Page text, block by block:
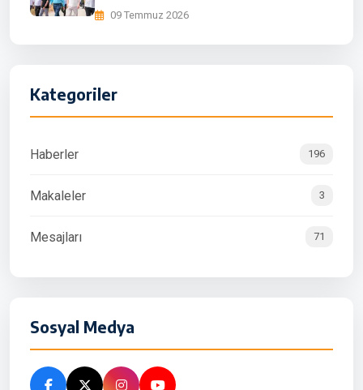
09 Temmuz 2026
Kategoriler
Haberler 196
Makaleler 3
Mesajları 71
Sosyal Medya